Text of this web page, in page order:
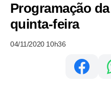
Programação
quinta-feira
04/11/2020 10h36